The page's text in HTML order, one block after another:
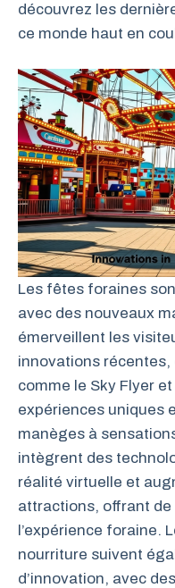
découvrez les
ce monde haut en
Les fêtes foraines
avec des nouveaux
émerveillent les
innovations
comme le Sky Flyer
expériences uniques
manèges à
intègrent des
réalité virtuelle et
attractions, offrant
l’expérience foraine.
nourriture suivent
d’innovation, avec